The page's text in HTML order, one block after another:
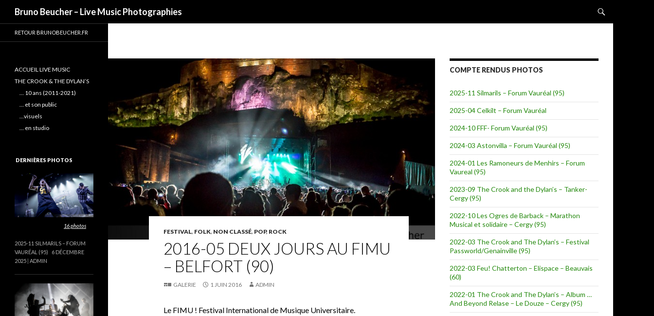
Bruno Beucher – Live Music Photographies
FESTIVAL, FOLK, NON CLASSÉ, POP, ROCK
2016-05 DEUX JOURS AU FIMU
– BELFORT (90)
GALERIE 1 JUIN 2016 ADMIN
Le FIMU ! Festival International de Musique Universitaire.
COMPTE RENDUS PHOTOS
2025-11 Silmarils – Forum Vauréal (95)
2025-04 Celkilt – Forum Vauréal
2024-10 FFF- Forum Vauréal (95)
2024-03 Astonvilla – Forum Vauréal (95)
2024-01 Les Ramoneurs de Menhirs – Forum
Vaureal (95)
2023-09 The Crook and the Dylan’s – Tanker-
Cergy (95)
2022-10 Les Ogres de Barback – Marathon
Musical et solidaire – Cergy (95)
2022-03 The Crook and The Dylan’s – Festival
Passworld/Genainville (95)
2022-03 Feu! Chatterton – Elispace – Beauvais
(60)
2022-01 The Crook and The Dylan’s – Album …
And Beyond Relase – Le Douze – Cergy (95)
RETOUR BRUNOBEUCHER.FR
ACCUEIL LIVE MUSIC
THE CROOK & THE DYLAN’S
… 10 ans (2011-2021)
… et son public
…visuels
… en studio
DERNIÈRES PHOTOS
16 photos
2025-11 SILMARILS – FORUM
VAURÉAL (95)
6 DÉCEMBRE
2025 ADMIN